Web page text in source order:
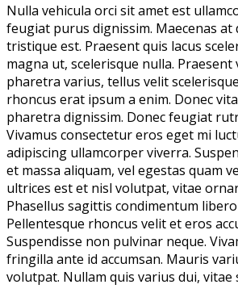
Nulla vehicula orci sit amet est
feugiat purus dignissim. Maecenas at
tristique est. Praesent quis lacus
magna ut, scelerisque nulla. Praesent
pharetra varius, tellus velit
rhoncus erat ipsum a enim. Donec
pharetra dignissim. Donec feugiat
Vivamus consectetur eros eget mi
adipiscing ullamcorper viverra.
et massa aliquam, vel egestas quam
ultrices est et nisl volutpat, vitae
Phasellus sagittis condimentum
Pellentesque rhoncus velit et eros
Suspendisse non pulvinar neque.
fringilla ante id accumsan. Mauris
volutpat. Nullam quis varius dui, vitae